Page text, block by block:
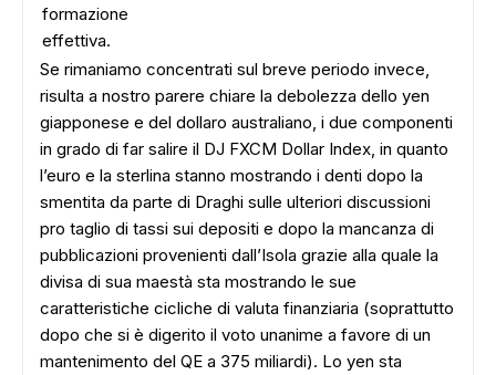
formazione
effettiva.
Se rimaniamo concentrati sul breve periodo invece,
risulta a nostro parere chiare la debolezza dello yen
giapponese e del dollaro australiano, i due componenti
in grado di far salire il DJ FXCM Dollar Index, in quanto
l’euro e la sterlina stanno mostrando i denti dopo la
smentita da parte di Draghi sulle ulteriori discussioni
pro taglio di tassi sui depositi e dopo la mancanza di
pubblicazioni provenienti dall’Isola grazie alla quale la
divisa di sua maestà sta mostrando le sue
caratteristiche cicliche di valuta finanziaria (soprattutto
dopo che si è digerito il voto unanime a favore di un
mantenimento del QE a 375 miliardi). Lo yen sta